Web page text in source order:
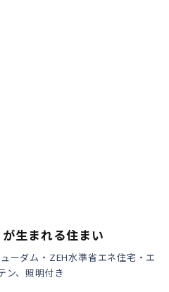
生まれる住まい
ーダム・ZEH水準省エネ住宅・エ
ン、照明付き